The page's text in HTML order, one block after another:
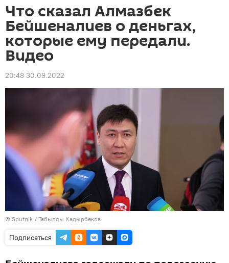
Что сказал Алмазбек
Бейшеналиев о деньгах,
которые ему передали.
Видео
20:48 30.09.2022
© Sputnik / Табылды Кадырбеков
Подписаться